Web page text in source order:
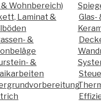
& Wohnbereich)
Laminat &
&
&
Glas-